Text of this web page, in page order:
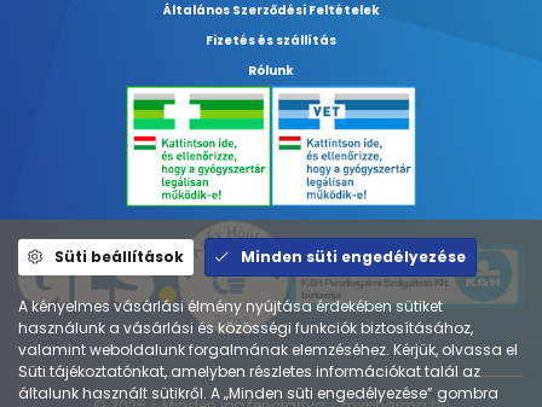
Általános Szerződési Feltételek
Fizetés és szállítás
Rólunk
Süti beállítások Minden süti engedélyezése
A kényelmes vásárlási élmény nyújtása érdekében sütiket
használunk a vásárlási és közösségi funkciók biztosításához,
valamint weboldalunk forgalmának elemzéséhez. Kérjük, olvassa el
Süti tájékoztatónkat, amelyben részletes információkat talál az
általunk használt sütikről. A „Minden süti engedélyezése” gombra